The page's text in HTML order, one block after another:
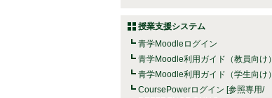
授業支援システム
青学Moodleログイン
青学Moodle利用ガイド（教員向け）
青学Moodle利用ガイド（学生向け）
CoursePowerログイン [参照専用/